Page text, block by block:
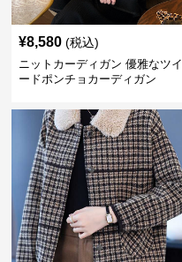
¥8,580 (税込)
ニットカーディガン 優雅なツイ
ードポンチョカーディガン